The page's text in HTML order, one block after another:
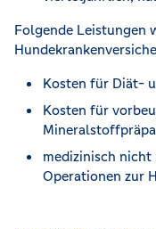
Folgende Leistungen
Kosten für Diät-
Kosten für
medizinisch
Operationen zur